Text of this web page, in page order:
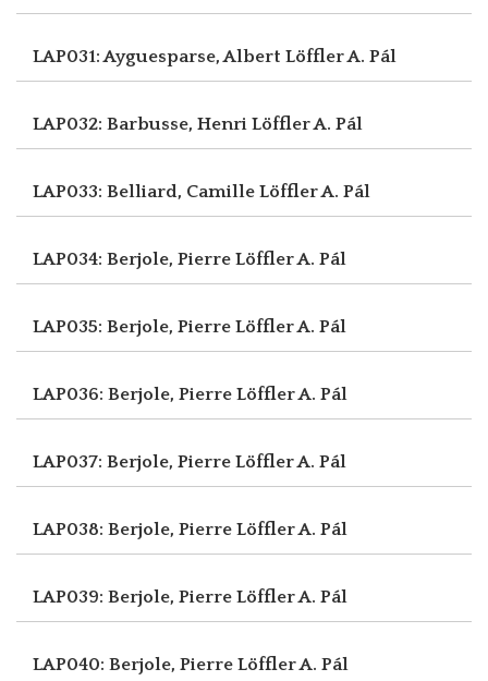
LAP031: Ayguesparse, Albert Löffler A. Pál
LAP032: Barbusse, Henri Löffler A. Pál
LAP033: Belliard, Camille Löffler A. Pál
LAP034: Berjole, Pierre Löffler A. Pál
LAP035: Berjole, Pierre Löffler A. Pál
LAP036: Berjole, Pierre Löffler A. Pál
LAP037: Berjole, Pierre Löffler A. Pál
LAP038: Berjole, Pierre Löffler A. Pál
LAP039: Berjole, Pierre Löffler A. Pál
LAP040: Berjole, Pierre Löffler A. Pál